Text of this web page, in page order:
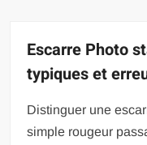
Escarre Photo
typiques et
Distinguer une
simple rougeur